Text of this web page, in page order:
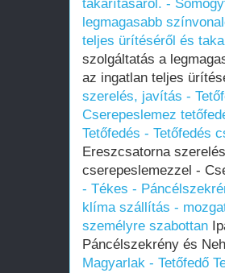
takarításáról. -
legmagasabb
teljes ürítéséről és
szolgáltatás a
az ingatlan teljes
szerelés, javítás -
Cserepeslemez
Tetőfedés - Tetőfedés
Ereszcsatorna
cserepeslemezzel -
- Tékes -
klíma szállítás -
személyre szabottan
Páncélszekrény és
Magyarlak - Tetőfedő